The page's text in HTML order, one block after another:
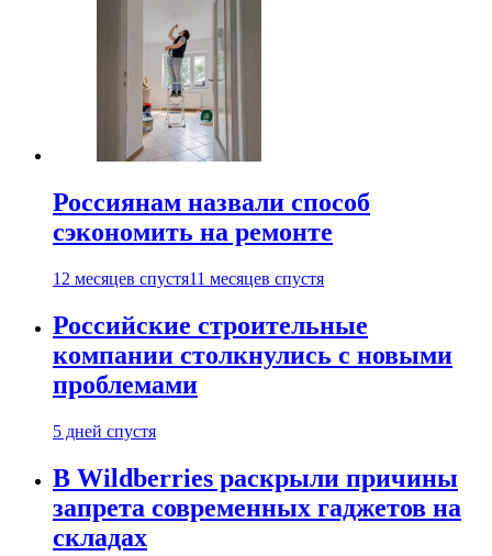
Россиянам назвали способ
сэкономить на ремонте
12 месяцев спустя11 месяцев спустя
Российские строительные
компании столкнулись с новыми
проблемами
5 дней спустя
В Wildberries раскрыли причины
запрета современных гаджетов на
складах